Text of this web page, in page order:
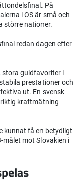
På
i OS är små och
större nationer.
redan dagen efter
stora guldfavoriter i
prestationer och
ut. En svensk
kraftmätning
kunnat få en betydligt
målet mot Slovakien i